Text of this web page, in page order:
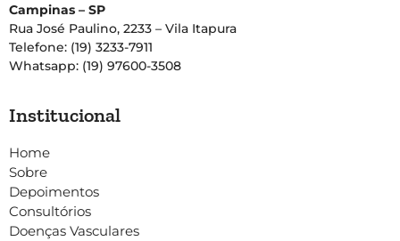
Campinas – SP
Rua José Paulino, 2233 – Vila Itapura
Telefone: (19) 3233-7911
Whatsapp: (19) 97600-3508
Institucional
Home
Sobre
Depoimentos
Consultórios
Doenças Vasculares